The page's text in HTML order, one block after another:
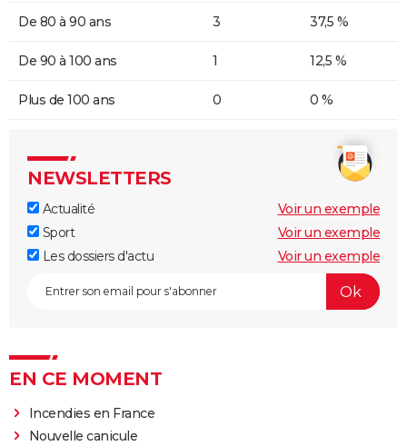
De 80 à 90 ans 3 37,5 %
De 90 à 100 ans 1 12,5 %
Plus de 100 ans 0 0 %
NEWSLETTERS
Actualité
Voir un exemple
Sport
Voir un exemple
Les dossiers d'actu
Voir un exemple
EN CE MOMENT
Incendies en France
Nouvelle canicule